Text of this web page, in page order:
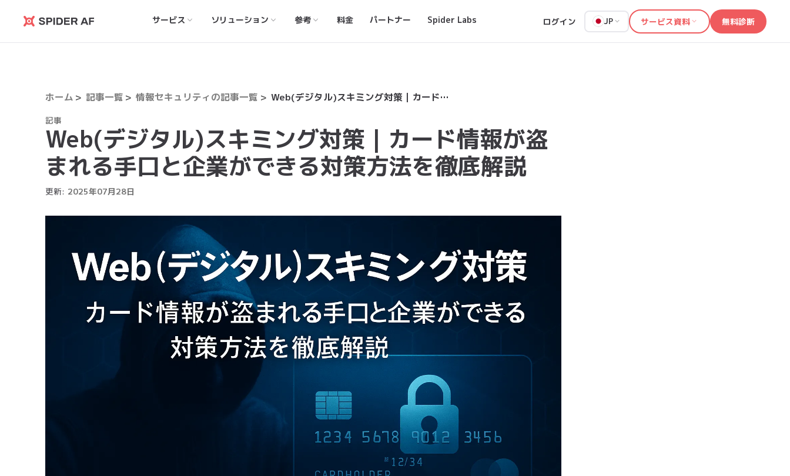
Spider
サービス ソリューション 参考 料金 パートナー Spider Labs ログイン JP サービス資料 無料診断
ホーム 記事一覧 情報セキュリティの記事一覧 Web(デジタル)スキミング対策｜カード情報が盗まれる手口と企業ができる対策方法を徹底解説
記事
Web(デジタル)スキミング対策｜カード情報が盗
まれる手口と企業ができる対策方法を徹底解説
更新: 2025年07月28日